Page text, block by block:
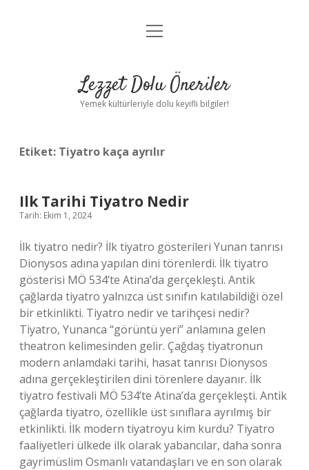
Anasayfa
Yasal Uyarı
menüyü
Lezzet Dolu Öneriler
Yemek kültürleriyle dolu keyifli bilgiler!
Etiket: Tiyatro kaça ayrılır
Ilk Tarihi Tiyatro Nedir
Tarih: Ekim 1, 2024
İlk tiyatro nedir? İlk tiyatro gösterileri Yunan tanrısı
Dionysos adına yapılan dini törenlerdi. İlk tiyatro
gösterisi MÖ 534’te Atina’da gerçekleşti. Antik
çağlarda tiyatro yalnızca üst sınıfın katılabildiği özel
bir etkinlikti. Tiyatro nedir ve tarihçesi nedir?
Tiyatro, Yunanca “görüntü yeri” anlamına gelen
theatron kelimesinden gelir. Çağdaş tiyatronun
modern anlamdaki tarihi, hasat tanrısı Dionysos
adına gerçekleştirilen dini törenlere dayanır. İlk
tiyatro festivali MÖ 534’te Atina’da gerçekleşti. Antik
çağlarda tiyatro, özellikle üst sınıflara ayrılmış bir
etkinlikti. İlk modern tiyatroyu kim kurdu? Tiyatro
faaliyetleri ülkede ilk olarak yabancılar, daha sonra
gayrimüslim Osmanlı vatandaşları ve en son olarak